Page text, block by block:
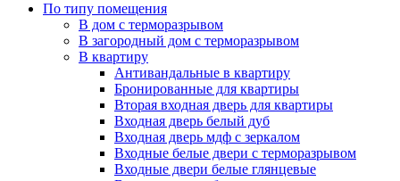
По типу помещения
В дом с терморазрывом
В загородный дом с терморазрывом
В квартиру
Антивандальные в квартиру
Бронированные для квартиры
Вторая входная дверь для квартиры
Входная дверь белый дуб
Входная дверь мдф с зеркалом
Входные белые двери с терморазрывом
Входные двери белые глянцевые